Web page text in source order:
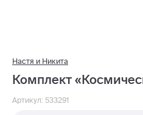
Настя и Никита
Комплект
Артикул: 533291